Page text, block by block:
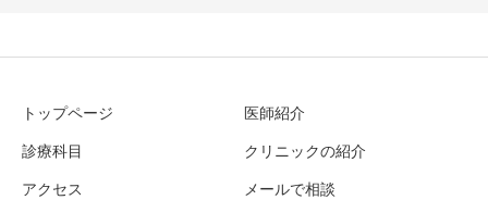
トップページ 医師紹介
診療科目 クリニックの紹介
アクセス メールで相談